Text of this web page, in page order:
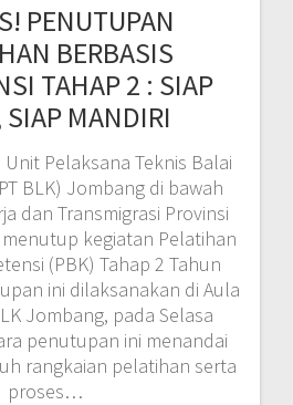
PENUTUPAN
BERBASIS
TAHAP 2 : SIAP
SIAP MANDIRI
Pelaksana Teknis Balai
BLK) Jombang di bawah
dan Transmigrasi Provinsi
kegiatan Pelatihan
(PBK) Tahap 2 Tahun
ini dilaksanakan di Aula
Jombang, pada Selasa
penutupan ini menandai
rangkaian pelatihan serta
proses…